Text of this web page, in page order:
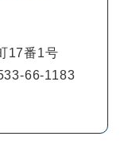
17番1号
66-1183